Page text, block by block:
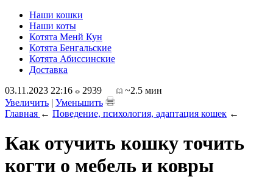
Наши кошки
Наши коты
Котята Менй Кун
Котята Бенгальские
Котята Абиссинские
Доставка
03.11.2023 22:16
2939
~2.5 мин
Увеличить | Уменьшить
Главная ← Поведение, психология, адаптация кошек ←
Как отучить кошку точить
когти о мебель и ковры